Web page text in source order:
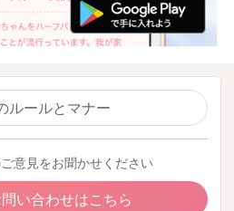
ルールとマナー
意見をお聞かせください
い合わせはこちら